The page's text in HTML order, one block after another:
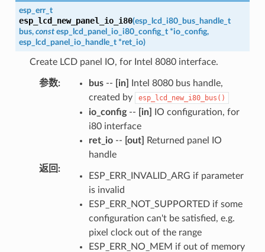
esp_err_t
esp_lcd_new_panel_io_i80(esp_lcd_i80_bus_handle_t
bus, const esp_lcd_panel_io_i80_config_t *io_config,
esp_lcd_panel_io_handle_t *ret_io)
Create LCD panel IO, for Intel 8080 interface.
参数: bus-- [in]
Intel 8080 bus handle,
created by
esp_lcd_new_i80_bus()
io_config-- [in]
IO configuration, for
i80 interface
ret_io-- [out]
Returned panel IO
handle
返回 :
ESP_ERR_INVALID_ARG if parameter
is invalid
ESP_ERR_NOT_SUPPORTED if some
configuration can't be satisfied, e.g.
pixel clock out of the range
ESP_ERR_NO_MEM if out of memory